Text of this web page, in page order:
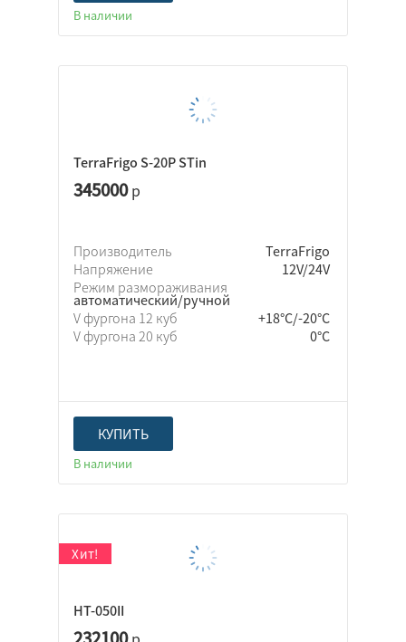
В наличии
TerraFrigo S-20P STin
345000р
Производитель
TerraFrigo
Напряжение
12V/24V
Режим размораживания
автоматический/ручной
V фургона 12 куб
+18°C/-20°C
V фургона 20 куб
0°C
КУПИТЬ
В наличии
НТ-050II